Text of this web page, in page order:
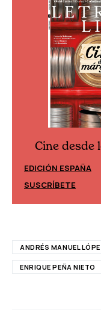
Cine desde
EDICIÓN ESPAÑA
SUSCRÍBETE
ANDRÉS MANUEL
ENRIQUE PEÑA NIETO